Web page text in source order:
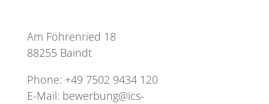
Am Föhrenried 18
88255 Baindt
Phone: +49 7502 9434 120
E-Mail: bewerbung@ics-